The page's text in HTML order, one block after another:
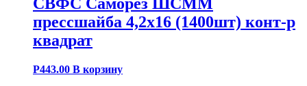
СВФС Саморез ШСММ
прессшайба 4,2х16 (1400шт) конт-р
квадрат
Р443.00 В корзину